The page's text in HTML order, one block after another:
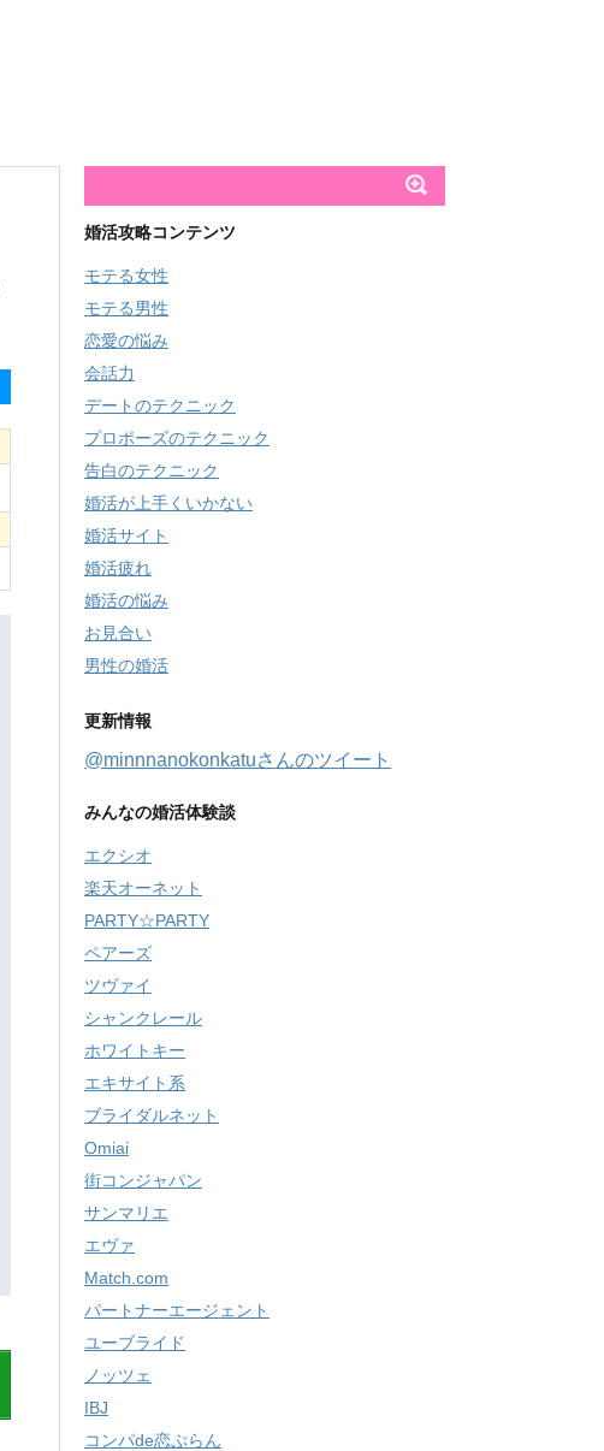
婚活攻略コンテンツ
モテる女性
モテる男性
恋愛の悩み
会話力
デートのテクニック
プロポーズのテクニック
告白のテクニック
婚活が上手くいかない
婚活サイト
婚活疲れ
婚活の悩み
お見合い
男性の婚活
更新情報
@minnnanokonkatuさんのツイート
みんなの婚活体験談
エクシオ
楽天オーネット
PARTY☆PARTY
ペアーズ
ツヴァイ
シャンクレール
ホワイトキー
エキサイト系
ブライダルネット
Omiai
街コンジャパン
サンマリエ
エヴァ
Match.com
パートナーエージェント
ユーブライド
ノッツェ
IBJ
コンパde恋ぷらん